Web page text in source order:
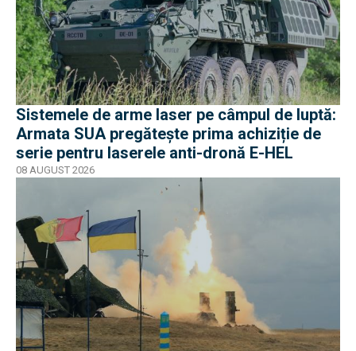
Sistemele de arme laser pe câmpul de luptă:
Armata SUA pregătește prima achiziție de
serie pentru laserele anti-dronă E-HEL
08 AUGUST 2026